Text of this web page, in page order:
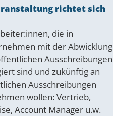
richtet sich
die in
mit der Abwicklung
Ausschreibungen
sind und zukünftig an
Ausschreibungen
wollen: Vertrieb,
Account Manager u.w.